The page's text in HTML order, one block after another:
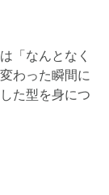
「なんとなく
わった瞬間に
た型を身につ